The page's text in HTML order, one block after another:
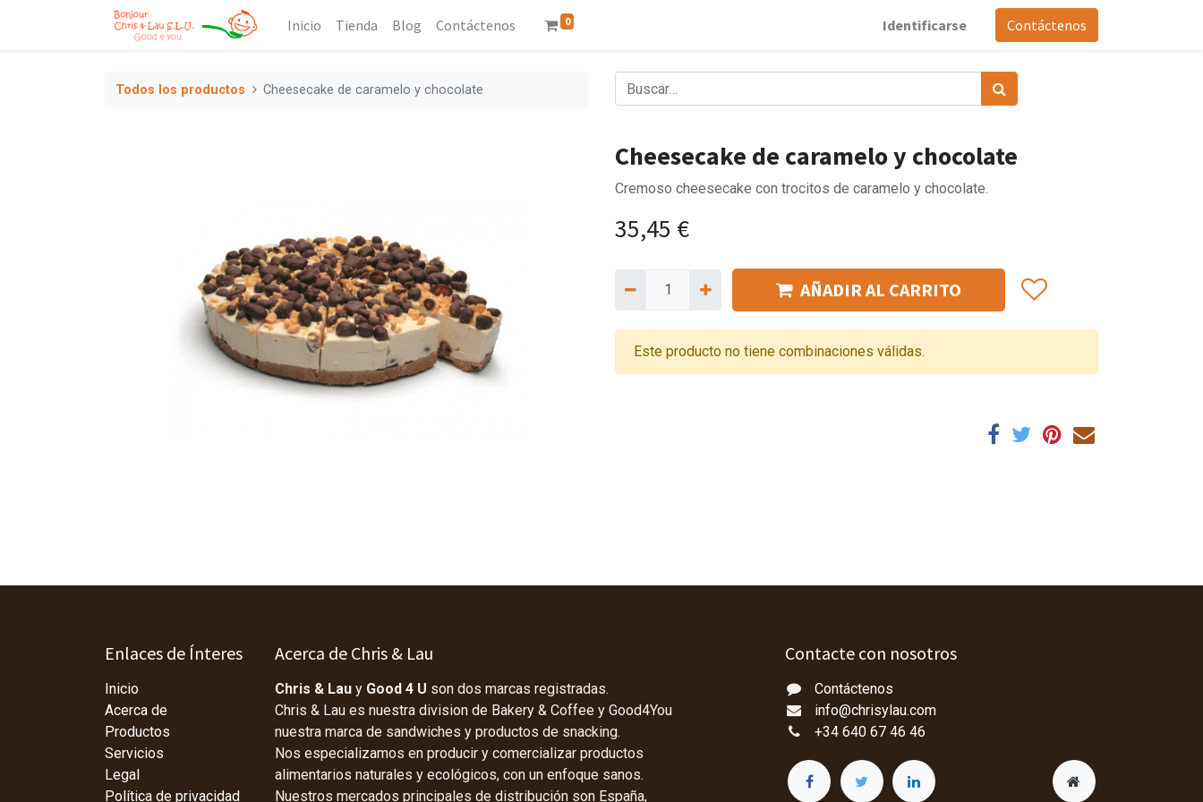
Inicio Tienda Blog Contáctenos 0 Identificarse Contáctenos
Todos los productos Cheesecake de caramelo y chocolate
Cheesecake de caramelo y chocolate
Cremoso cheesecake con trocitos de caramelo y chocolate.
35,45 €
AÑADIR AL CARRITO
Este producto no tiene combinaciones válidas.
Enlaces de Ínteres
Inicio
Acerca de
Productos
Servicios
Legal
Política de privacidad
Acerca de Chris & Lau
Chris & Lau y Good 4 U son dos marcas registradas.
Chris & Lau es nuestra division de Bakery & Coffee y Good4You
nuestra marca de sandwiches y productos de snacking.
Nos especializamos en producir y comercializar productos
alimentarios naturales y ecológicos, con un enfoque sanos.
Nuestros mercados principales de distribución son España,
Contacte con nosotros
Contáctenos
info@chrisylau.com
+34 640 67 46 46